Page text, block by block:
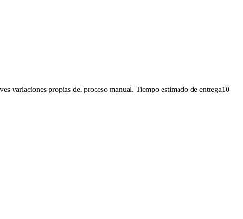
variaciones propias del proceso manual. Tiempo estimado de entrega10